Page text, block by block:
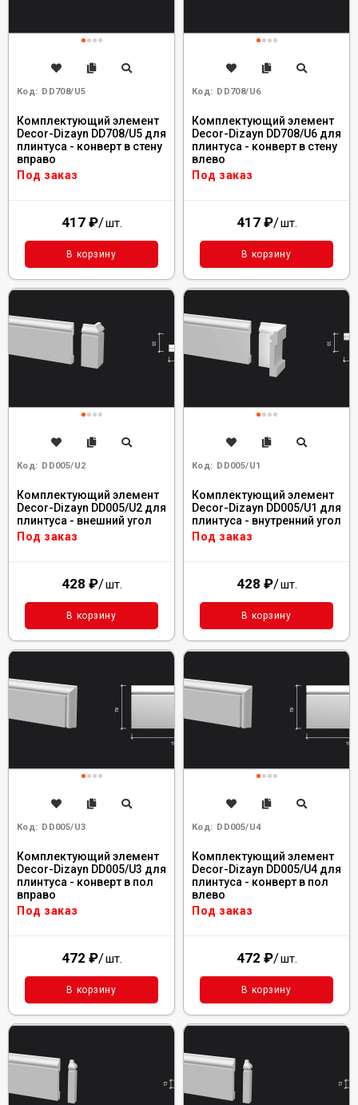
Код: DD708/U5
Комплектующий элемент
Decor-Dizayn DD708/U5 для
плинтуса - конверт в стену
вправо
Под заказ
417 ₽/шт.
В корзину
Код: DD708/U6
Комплектующий элемент
Decor-Dizayn DD708/U6 для
плинтуса - конверт в стену
влево
Под заказ
417 ₽/шт.
В корзину
Код: DD005/U2
Комплектующий элемент
Decor-Dizayn DD005/U2 для
плинтуса - внешний угол
Под заказ
428 ₽/шт.
В корзину
Код: DD005/U1
Комплектующий элемент
Decor-Dizayn DD005/U1 для
плинтуса - внутренний угол
Под заказ
428 ₽/шт.
В корзину
Код: DD005/U3
Комплектующий элемент
Decor-Dizayn DD005/U3 для
плинтуса - конверт в пол
вправо
Под заказ
472 ₽/шт.
В корзину
Код: DD005/U4
Комплектующий элемент
Decor-Dizayn DD005/U4 для
плинтуса - конверт в пол
влево
Под заказ
472 ₽/шт.
В корзину